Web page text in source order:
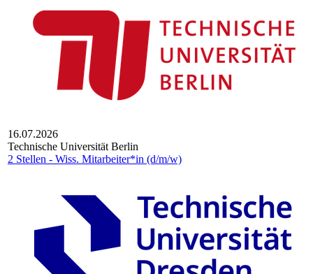
16.07.2026
Technische Universität Berlin
2 Stellen - Wiss. Mitarbeiter*in (d/m/w)